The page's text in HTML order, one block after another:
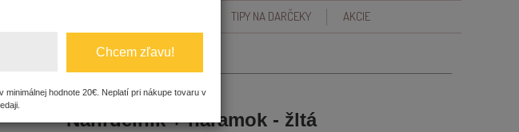
TIPY NA DARČEKY AKCIE
Náhrdelník + náramok - žltá
Chcem zľavu!
hodnote 20€. Neplatí pri nákupe tovaru v